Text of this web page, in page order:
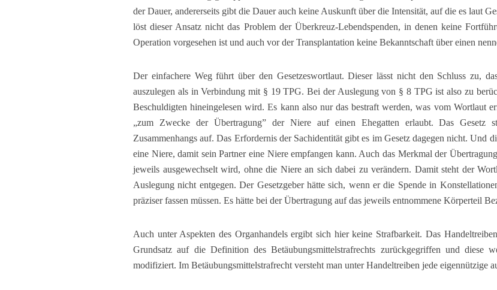
der Dauer, andererseits gibt die Dauer auch keine Auskunft über die Intensität, auf die es laut
löst dieser Ansatz nicht das Problem der Überkreuz-Lebendspenden, in denen keine
Operation vorgesehen ist und auch vor der Transplantation keine Bekanntschaft über einen
Der einfachere Weg führt über den Gesetzeswortlaut. Dieser lässt nicht den Schluss zu,
auszulegen als in Verbindung mit § 19 TPG. Bei der Auslegung von § 8 TPG ist also zu
Beschuldigten hineingelesen wird. Es kann also nur das bestraft werden, was vom Wortlaut
„zum Zwecke der Übertragung” der Niere auf einen Ehegatten erlaubt. Das Gesetz
Zusammenhangs auf. Das Erfordernis der Sachidentität gibt es im Gesetz dagegen nicht. Und
eine Niere, damit sein Partner eine Niere empfangen kann. Auch das Merkmal der
jeweils ausgewechselt wird, ohne die Niere an sich dabei zu verändern. Damit steht der
Auslegung nicht entgegen. Der Gesetzgeber hätte sich, wenn er die Spende in
präziser fassen müssen. Es hätte bei der Übertragung auf das jeweils entnommene Körperteil
Auch unter Aspekten des Organhandels ergibt sich hier keine Strafbarkeit. Das
Grundsatz auf die Definition des Betäubungsmittelstrafrechts zurückgegriffen und diese
modifiziert. Im Betäubungsmittelstrafrecht versteht man unter Handeltreiben jede eigennützige